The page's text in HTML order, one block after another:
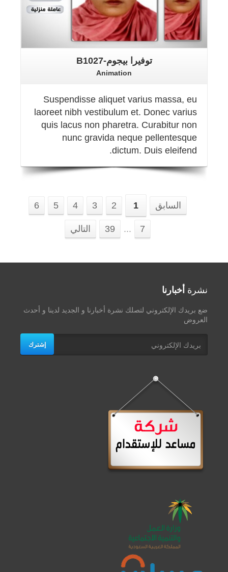
توفيرا بيجوم-B1027
Animation
Suspendisse aliquet varius massa, eu
laoreet nibh vestibulum et. Donec varius
quis lacus non pharetra. Curabitur non
nunc gravida neque pellentesque
dictum. Duis eleifend.
السابق 1
2
3
4
5
6
7
...
39 التالي
نشرة أخبارنا
ضع بريدك الإلكتروني لتصلك نشرة أخبارنا و الجديد لدينا و أحدث
العروض
إشترك